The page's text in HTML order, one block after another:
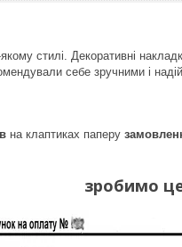
стилі. Декоративні
себе зручними і
на клаптиках паперу
зробимо